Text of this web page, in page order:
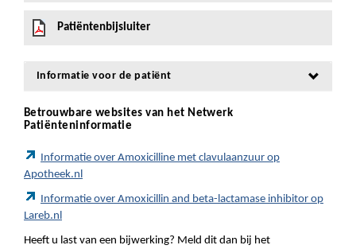
Patiëntenbijsluiter
Informatie voor de patiënt
Betrouwbare websites van het Netwerk
Patiënteninformatie
Informatie over Amoxicilline met clavulaanzuur op
Apotheek.nl
Informatie over Amoxicillin and beta-lactamase inhibitor op
Lareb.nl
Heeft u last van een bijwerking? Meld dit dan bij het